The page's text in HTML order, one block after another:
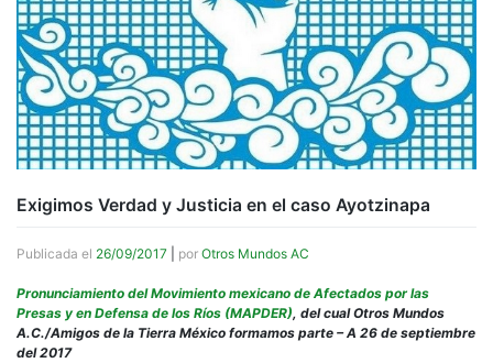
Exigimos Verdad y Justicia en el caso Ayotzinapa
Publicada el 26/09/2017 por Otros Mundos AC
Pronunciamiento del Movimiento mexicano de Afectados por las
Presas y en Defensa de los Ríos (MAPDER), del cual Otros Mundos
A.C./Amigos de la Tierra México formamos parte – A 26 de septiembre
del 2017